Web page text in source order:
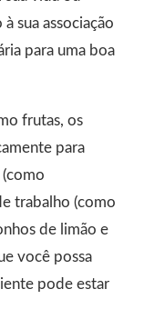
sua associação
para uma boa
frutas, os
para
trabalho (como
de limão e
você possa
pode estar